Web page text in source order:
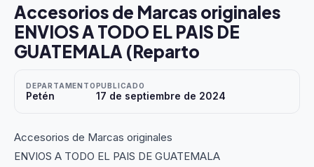
Accesorios de Marcas originales
ENVIOS A TODO EL PAIS DE
GUATEMALA (Reparto
DEPARTAMENTO
Petén
PUBLICADO
17 de septiembre de 2024
Accesorios de Marcas originales
ENVIOS A TODO EL PAIS DE GUATEMALA